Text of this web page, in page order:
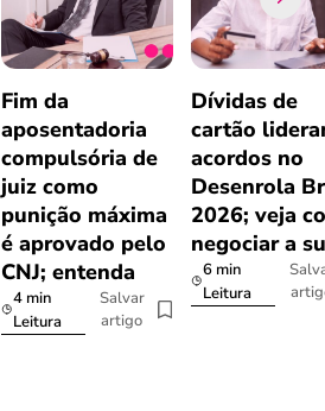
Fim da
aposentadoria
compulsória de
juiz como
punição máxima
é aprovado pelo
CNJ; entenda
4 min
Leitura
Salvar
artigo
Dívidas de
cartão
acordos no
Desenrola
2026; veja
negociar a
6 min
Leitura